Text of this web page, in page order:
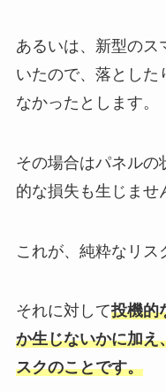
あるいは、新型のス
いたので、落とした
なかったとします。
その場合はパネルの
的な損失も生じませ
これが、純粋なリス
それに対して投機的
か生じないかに加え
スクのことです。